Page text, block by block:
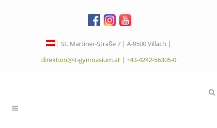
| St. Martiner-Straße 7 | A-9500 Villach |
direktion@it-gymnasium.at| +43-4242-56305-0